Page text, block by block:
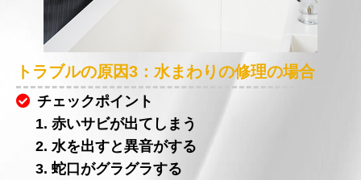
トラブルの原因3：水まわりの修理の場合
チェックポイント
1. 赤いサビが出てしまう
2. 水を出すと異音がする
3. 蛇口がグラグラする